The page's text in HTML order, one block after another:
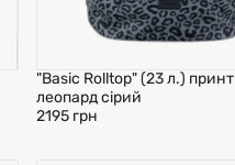
"Basic Rolltop" (23 л.) принт
леопард сірий
2195 грн